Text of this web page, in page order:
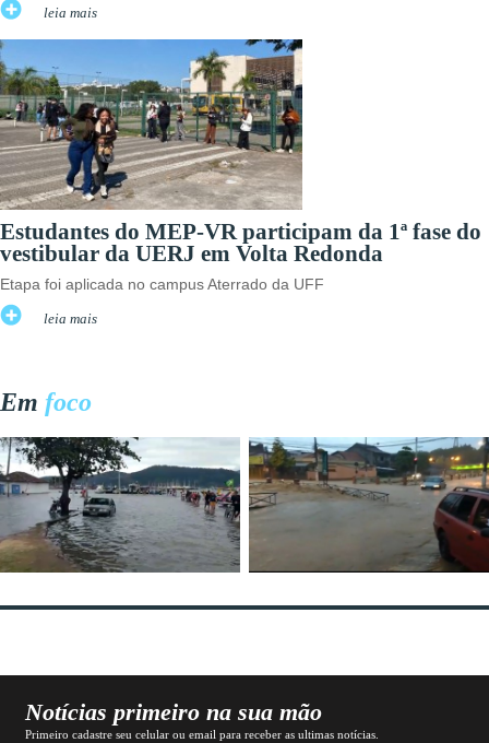
leia mais
Estudantes do MEP-VR participam da 1ª fase do
vestibular da UERJ em Volta Redonda
Etapa foi aplicada no campus Aterrado da UFF
leia mais
Em foco
Notícias primeiro na sua mão
Primeiro cadastre seu celular ou email para receber as ultimas notícias.